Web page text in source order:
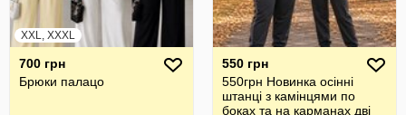
XXL, XXXL
700 грн
Брюки палацо
550 грн
550грн Новинка осінні
штанці з камінцями по
боках та на карманах дві